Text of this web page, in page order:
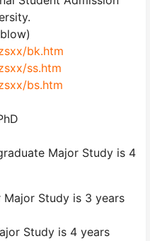
bk.htm
ss.htm
bs.htm
Major Study is 4
Study is 3 years
Study is 4 years